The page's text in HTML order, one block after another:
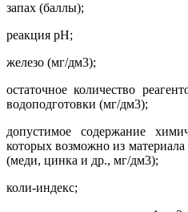
запах (баллы);
реакция рН;
железо (мг/дм3);
остаточное количество
водоподготовки (мг/дм3);
допустимое содержание
которых возможно из
(меди, цинка и др., мг/дм3);
коли-индекс;